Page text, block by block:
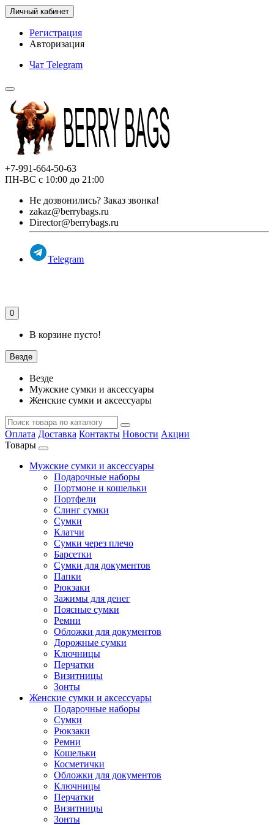
Личный кабинет
Регистрация
Авторизация
Чат Telegram
+7-991-664-50-63
ПН-ВС с 10:00 до 21:00
Не дозвонились? Заказ звонка!
zakaz@berrybags.ru
Director@berrybags.ru
Telegram
0
В корзине пусто!
Везде
Везде
Мужские сумки и аксессуары
Женские сумки и аксессуары
Оплата Доставка Контакты Новости Акции
Товары
Мужские сумки и аксессуары
Подарочные наборы
Портмоне и кошельки
Портфели
Слинг сумки
Сумки
Клатчи
Сумки через плечо
Барсетки
Сумки для документов
Папки
Рюкзаки
Зажимы для денег
Поясные сумки
Ремни
Обложки для документов
Дорожные сумки
Ключницы
Перчатки
Визитницы
Зонты
Женские сумки и аксессуары
Подарочные наборы
Сумки
Рюкзаки
Ремни
Кошельки
Косметички
Обложки для документов
Ключницы
Перчатки
Визитницы
Зонты